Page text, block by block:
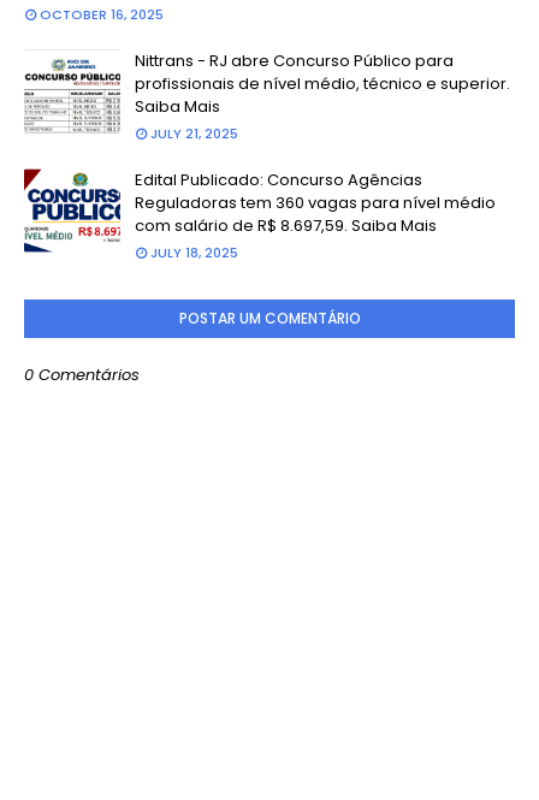
OCTOBER 16, 2025
Nittrans - RJ abre Concurso Público para
profissionais de nível médio, técnico e superior.
Saiba Mais
JULY 21, 2025
Edital Publicado: Concurso Agências
Reguladoras tem 360 vagas para nível médio
com salário de R$ 8.697,59. Saiba Mais
JULY 18, 2025
POSTAR UM COMENTÁRIO
0 Comentários